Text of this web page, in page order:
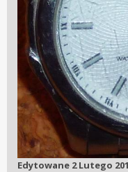
Edytowane 2 Lutego